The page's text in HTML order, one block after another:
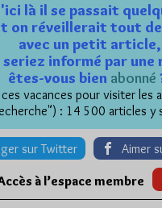
là il se passait
on réveillerait tout de
avec un petit article,
seriez informé par
êtes-vous bien abonné
vacances pour visiter les
: 14 500 articles y
sur Twitter Aimer
à l’espace membre